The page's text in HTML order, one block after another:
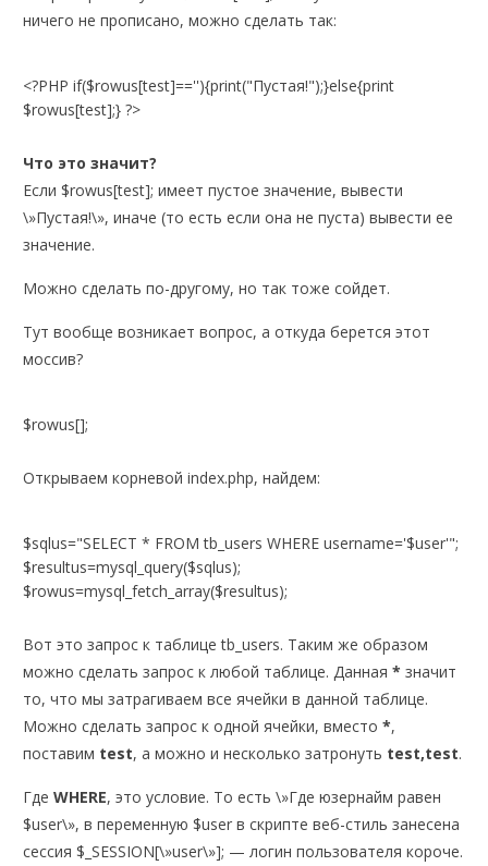
ничего не прописано, можно сделать так:
<?PHP if($rowus[test]==''){print("Пустая!");}else{print
$rowus[test];} ?>
Что это значит?
Если $rowus[test]; имеет пустое значение, вывести
\»Пустая!\», иначе (то есть если она не пуста) вывести ее
значение.
Можно сделать по-другому, но так тоже сойдет.
Тут вообще возникает вопрос, а откуда берется этот
моссив?
$rowus[];
Открываем корневой index.php, найдем:
$sqlus="SELECT * FROM tb_users WHERE username='$user'";
$resultus=mysql_query($sqlus);
$rowus=mysql_fetch_array($resultus);
Вот это запрос к таблице tb_users. Таким же образом
можно сделать запрос к любой таблице. Данная* значит
то, что мы затрагиваем все ячейки в данной таблице.
Можно сделать запрос к одной ячейки, вместо*,
поставим test, а можно и несколько затронуть test,test.
ГдеWHERE, это условие. То есть \»Где юзернайм равен
$user\», в переменную $user в скрипте веб-стиль занесена
сессия $_SESSION[\»user\»]; — логин пользователя короче.